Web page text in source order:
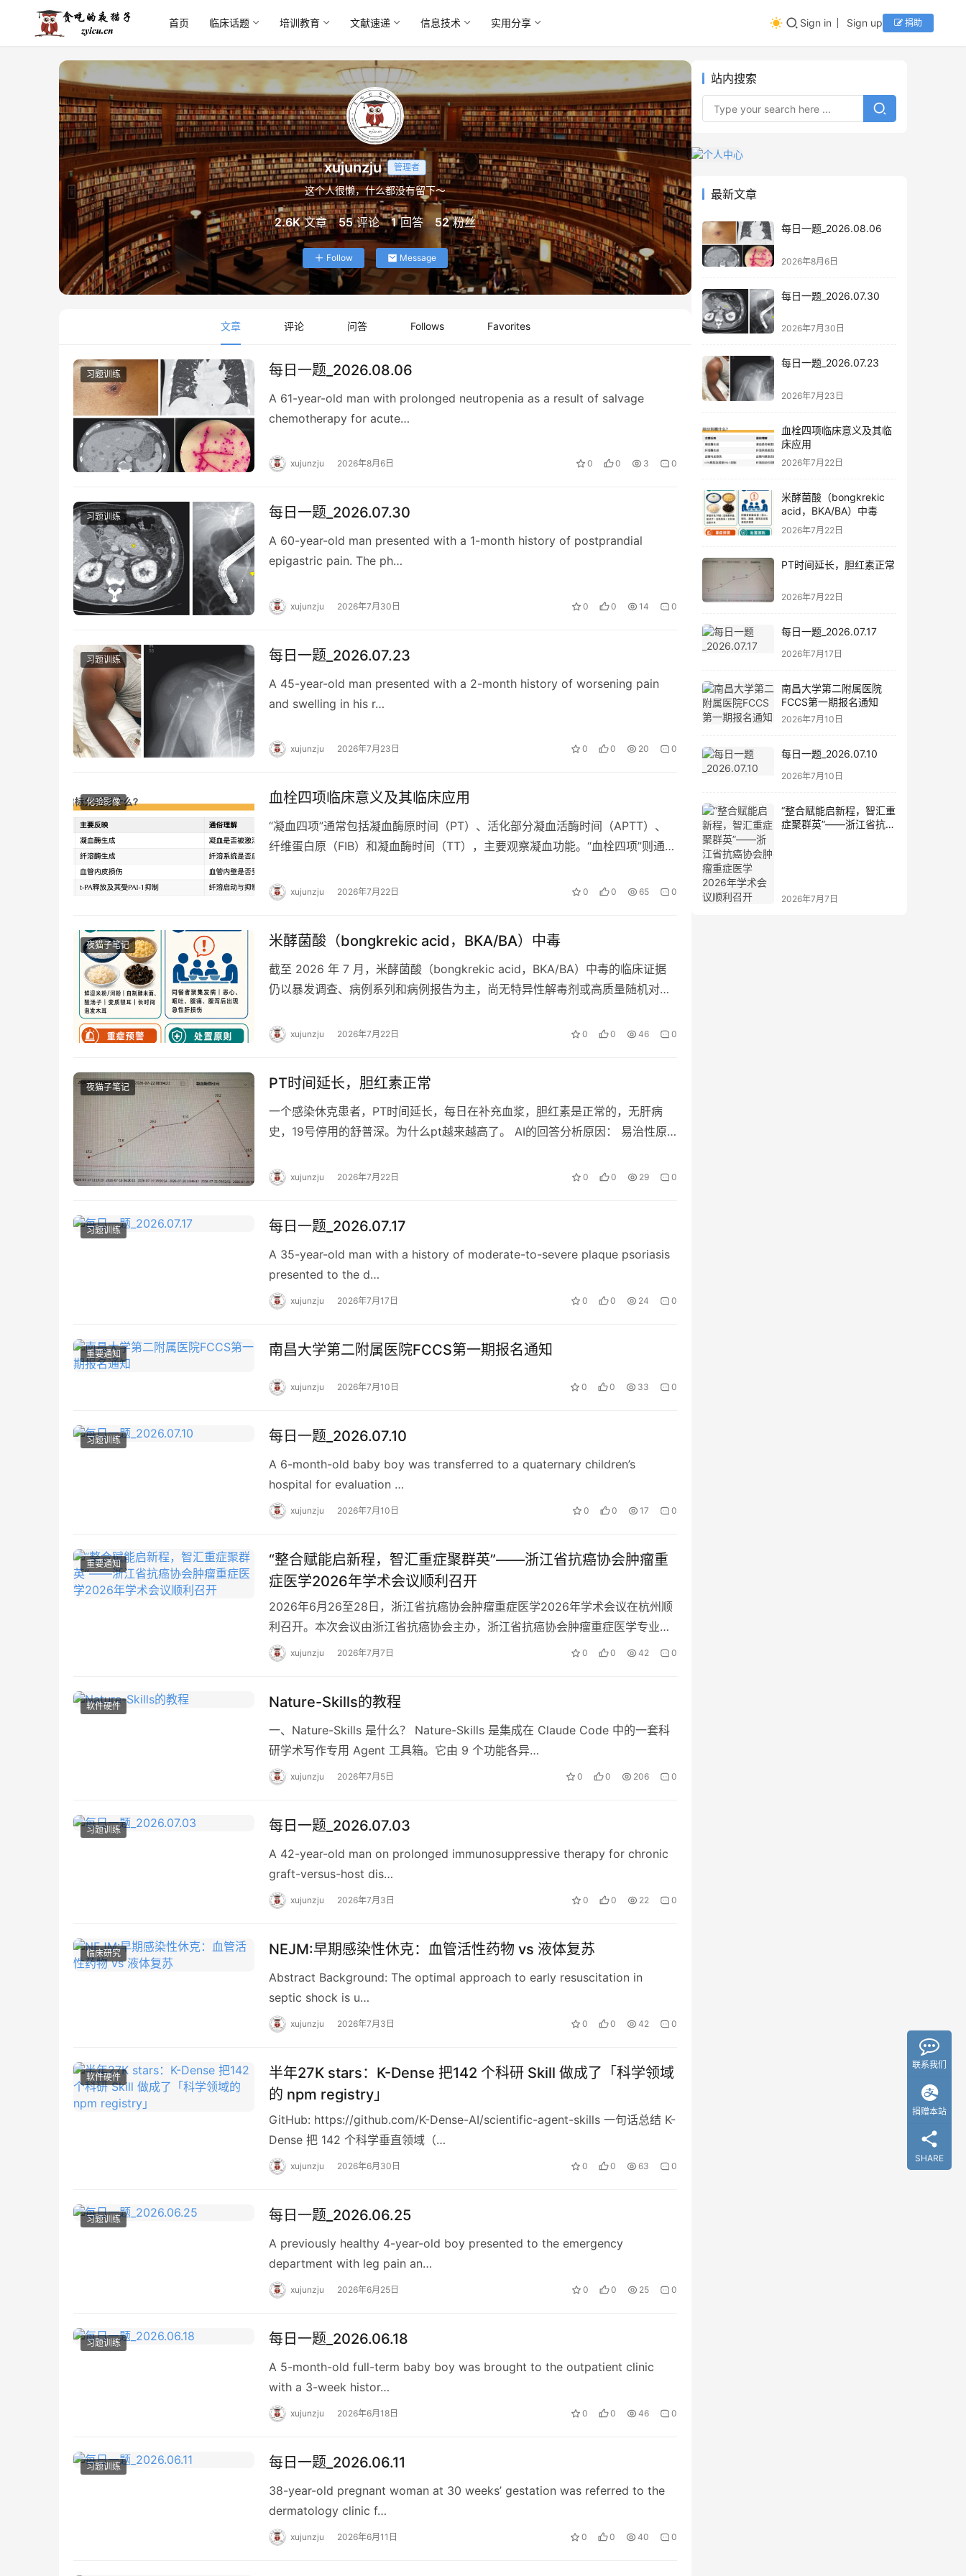
首页 临床话题 培训教育 文献速递 信息技术 实用分享 Sign in Sign up 捐助
xujunzju 管理者
这个人很懒，什么都没有留下～
2.6K 文章 55 评论 1 回答 52 粉丝
Follow Message
文章 评论 问答 Follows Favorites
习题训练 每日一题_2026.08.06
A 61-year-old man with prolonged neutropenia as a result of salvage
chemotherapy for acute…
xujunzju 2026年8月6日 0 0 3 0
习题训练 每日一题_2026.07.30
A 60-year-old man presented with a 1-month history of postprandial
epigastric pain. The ph…
xujunzju 2026年7月30日 0 0 14 0
习题训练 每日一题_2026.07.23
A 45-year-old man presented with a 2-month history of worsening pain
and swelling in his r…
xujunzju 2026年7月23日 0 0 20 0
化验影像 血栓四项临床意义及其临床应用
“凝血四项”通常包括凝血酶原时间（PT）、活化部分凝血活酶时间（APTT）、
纤维蛋白原（FIB）和凝血酶时间（TT），主要观察凝血功能。“血栓四项”则通常
xujunzju 2026年7月22日 0 0 65 0
夜猫子笔记 米酵菌酸（bongkrekic acid，BKA/BA）中毒
截至 2026 年 7 月，米酵菌酸（bongkrekic acid，BKA/BA）中毒的临床证据
仍以暴发调查、病例系列和病例报告为主，尚无特异性解毒剂或高质量随机对照
xujunzju 2026年7月22日 0 0 46 0
夜猫子笔记 PT时间延长，胆红素正常
一个感染休克患者，PT时间延长，每日在补充血浆，胆红素是正常的，无肝病
史，19号停用的舒普深。为什么pt越来越高了。 AI的回答分析原因： 易治性原
xujunzju 2026年7月22日 0 0 29 0
习题训练 每日一题_2026.07.17
A 35-year-old man with a history of moderate-to-severe plaque psoriasis
presented to the d…
xujunzju 2026年7月17日 0 0 24 0
重要通知 南昌大学第二附属医院FCCS第一期报名通知
xujunzju 2026年7月10日 0 0 33 0
习题训练 每日一题_2026.07.10
A 6-month-old baby boy was transferred to a quaternary children’s
hospital for evaluation …
xujunzju 2026年7月10日 0 0 17 0
重要通知
“整合赋能启新程，智汇重症聚群英”——浙江省抗癌协会肿瘤重
症医学2026年学术会议顺利召开
2026年6月26至28日，浙江省抗癌协会肿瘤重症医学2026年学术会议在杭州顺
利召开。本次会议由浙江省抗癌协会主办，浙江省抗癌协会肿瘤重症医学专业委
员会承办，以“整合与智汇”为主…
xujunzju 2026年7月7日 0 0 42 0
软件硬件 Nature-Skills的教程
一、Nature-Skills 是什么？ Nature-Skills 是集成在 Claude Code 中的一套科
研学术写作专用 Agent 工具箱。它由 9 个功能各异…
xujunzju 2026年7月5日 0 0 206 0
习题训练 每日一题_2026.07.03
A 42-year-old man on prolonged immunosuppressive therapy for chronic
graft-versus-host dis…
xujunzju 2026年7月3日 0 0 22 0
临床研究 NEJM:早期感染性休克：血管活性药物 vs 液体复苏
Abstract Background: The optimal approach to early resuscitation in
septic shock is u…
xujunzju 2026年7月3日 0 0 42 0
软件硬件
半年27K stars：K-Dense 把142 个科研 Skill 做成了「科学领域
的 npm registry」
GitHub: https://github.com/K-Dense-AI/scientific-agent-skills 一句话总结 K-
Dense 把 142 个科学垂直领域（…
xujunzju 2026年6月30日 0 0 63 0
习题训练 每日一题_2026.06.25
A previously healthy 4-year-old boy presented to the emergency
department with leg pain an…
xujunzju 2026年6月25日 0 0 25 0
习题训练 每日一题_2026.06.18
A 5-month-old full-term baby boy was brought to the outpatient clinic
with a 3-week histor…
xujunzju 2026年6月18日 0 0 46 0
习题训练 每日一题_2026.06.11
38-year-old pregnant woman at 30 weeks’ gestation was referred to the
dermatology clinic f…
xujunzju 2026年6月11日 0 0 40 0
站内搜索
最新文章
每日一题_2026.08.06
2026年8月6日
每日一题_2026.07.30
2026年7月30日
每日一题_2026.07.23
2026年7月23日
血栓四项临床意义及其临
床应用
2026年7月22日
米酵菌酸（bongkrekic
acid，BKA/BA）中毒
2026年7月22日
PT时间延长，胆红素正常
2026年7月22日
每日一题_2026.07.17
2026年7月17日
南昌大学第二附属医院
FCCS第一期报名通知
2026年7月10日
每日一题_2026.07.10
2026年7月10日
“整合赋能启新程，智汇重
症聚群英”——浙江省抗癌
2026年7月7日
联系我们
捐赠本站
SHARE